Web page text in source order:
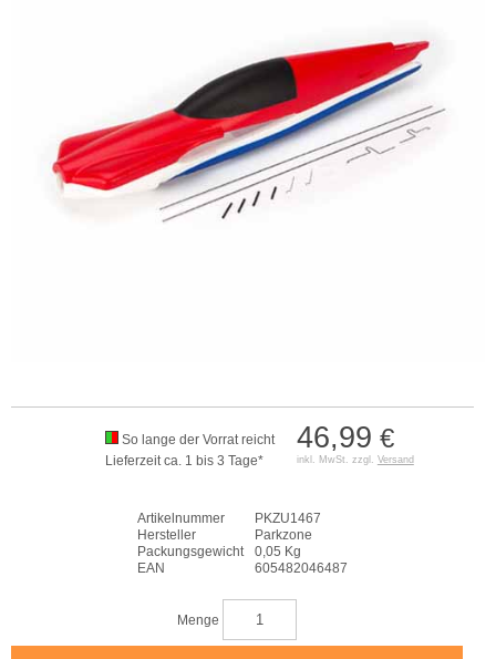
46,99 €
inkl. MwSt. zzgl. Versand
So lange der Vorrat reicht
Lieferzeit ca. 1 bis 3 Tage*
Artikelnummer
PKZU1467
Hersteller
Parkzone
Packungsgewicht
0,05 Kg
EAN
605482046487
Menge